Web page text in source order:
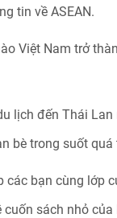
tin về ASEAN.
Việt Nam trở
lịch đến Thái Lan
bè trong suốt
các bạn cùng lớp
sách nhỏ của